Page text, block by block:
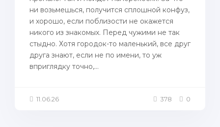
ни возьмешься, получится сплошной конфуз,
и хорошо, если поблизости не окажется
никого из знакомых. Перед чужими не так
стыдно. Хотя городок-то маленький, все друг
друга знают, если не по имени, то уж
вприглядку точно,...
11.06.26 378 0